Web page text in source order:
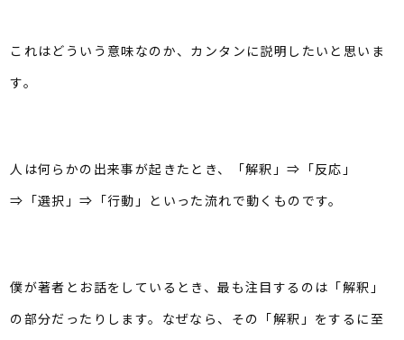
これはどういう意味なのか、カンタンに説明したいと思いま
す。
人は何らかの出来事が起きたとき、「解釈」⇒「反応」
⇒「選択」⇒「行動」といった流れで動くものです。
僕が著者とお話をしているとき、最も注目するのは「解釈」
の部分だったりします。なぜなら、その「解釈」をするに至